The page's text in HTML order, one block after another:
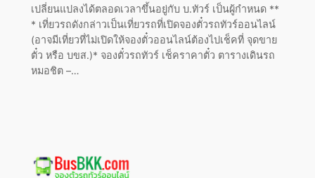
เปลี่ยนแปลงได้ตลอดเวลาขึ้นอยู่กับ บ.ทัวร์ เป็นผู้กำหนด **
* เที่ยวรถดังกล่าวเป็นเที่ยวรถที่เปิดจองตั๋วรถทัวร์ออนไลน์
(อาจมีเที่ยวที่ไม่เปิดให้จองตั๋วออนไลน์ต้องไปเช็คที่ จุดขาย
ตั๋ว หรือ บขส.)* จองตั๋วรถทัวร์ เช็คราคาตั๋ว ตารางเดินรถ
หมอชิต –…